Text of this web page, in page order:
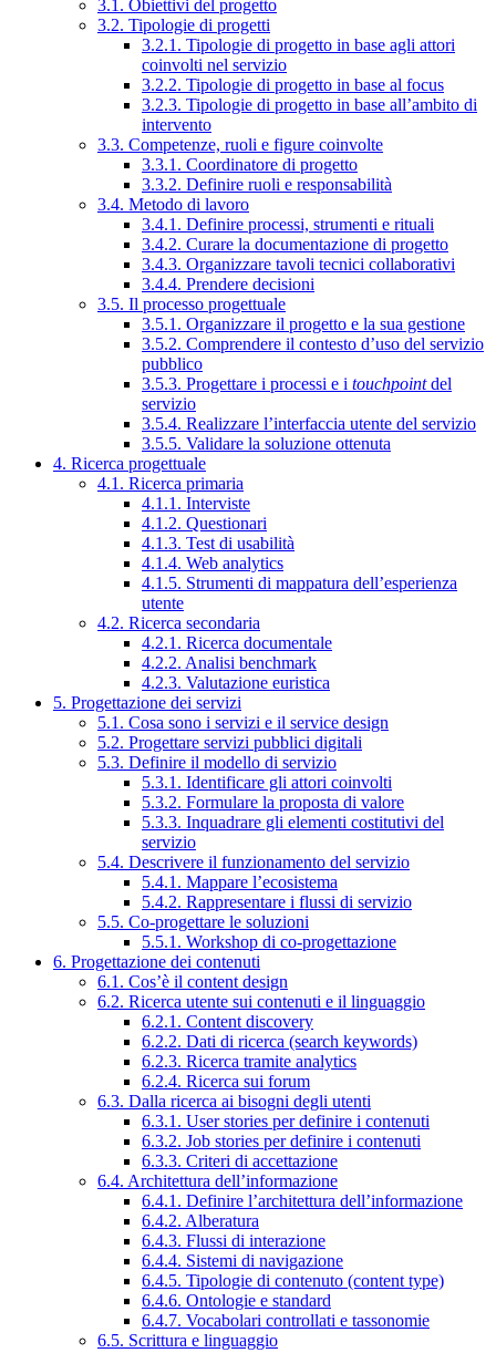
3.1. Obiettivi del progetto
3.2. Tipologie di progetti
3.2.1. Tipologie di progetto in base agli attori
coinvolti nel servizio
3.2.2. Tipologie di progetto in base al focus
3.2.3. Tipologie di progetto in base all’ambito di
intervento
3.3. Competenze, ruoli e figure coinvolte
3.3.1. Coordinatore di progetto
3.3.2. Definire ruoli e responsabilità
3.4. Metodo di lavoro
3.4.1. Definire processi, strumenti e rituali
3.4.2. Curare la documentazione di progetto
3.4.3. Organizzare tavoli tecnici collaborativi
3.4.4. Prendere decisioni
3.5. Il processo progettuale
3.5.1. Organizzare il progetto e la sua gestione
3.5.2. Comprendere il contesto d’uso del servizio
pubblico
3.5.3. Progettare i processi e i touchpointdel
servizio
3.5.4. Realizzare l’interfaccia utente del servizio
3.5.5. Validare la soluzione ottenuta
4. Ricerca progettuale
4.1. Ricerca primaria
4.1.1. Interviste
4.1.2. Questionari
4.1.3. Test di usabilità
4.1.4. Web analytics
4.1.5. Strumenti di mappatura dell’esperienza
utente
4.2. Ricerca secondaria
4.2.1. Ricerca documentale
4.2.2. Analisi benchmark
4.2.3. Valutazione euristica
5. Progettazione dei servizi
5.1. Cosa sono i servizi e il service design
5.2. Progettare servizi pubblici digitali
5.3. Definire il modello di servizio
5.3.1. Identificare gli attori coinvolti
5.3.2. Formulare la proposta di valore
5.3.3. Inquadrare gli elementi costitutivi del
servizio
5.4. Descrivere il funzionamento del servizio
5.4.1. Mappare l’ecosistema
5.4.2. Rappresentare i flussi di servizio
5.5. Co-progettare le soluzioni
5.5.1. Workshop di co-progettazione
6. Progettazione dei contenuti
6.1. Cos’è il content design
6.2. Ricerca utente sui contenuti e il linguaggio
6.2.1. Content discovery
6.2.2. Dati di ricerca (search keywords)
6.2.3. Ricerca tramite analytics
6.2.4. Ricerca sui forum
6.3. Dalla ricerca ai bisogni degli utenti
6.3.1. User stories per definire i contenuti
6.3.2. Job stories per definire i contenuti
6.3.3. Criteri di accettazione
6.4. Architettura dell’informazione
6.4.1. Definire l’architettura dell’informazione
6.4.2. Alberatura
6.4.3. Flussi di interazione
6.4.4. Sistemi di navigazione
6.4.5. Tipologie di contenuto (content type)
6.4.6. Ontologie e standard
6.4.7. Vocabolari controllati e tassonomie
6.5. Scrittura e linguaggio